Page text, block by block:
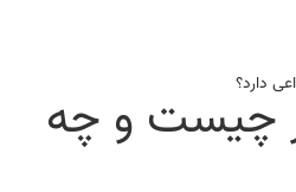
دارد؟چیست و چه